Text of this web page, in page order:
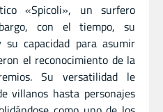
«Spicoli», un surfero
con el tiempo, su
capacidad para asumir
el reconocimiento de la
Su versatilidad le
villanos hasta personajes